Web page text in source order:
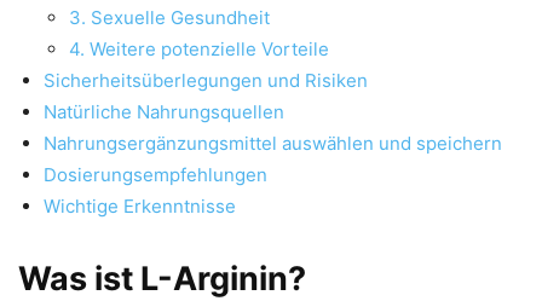
3. Sexuelle Gesundheit
4. Weitere potenzielle Vorteile
Sicherheitsüberlegungen und Risiken
Natürliche Nahrungsquellen
Nahrungsergänzungsmittel auswählen und speichern
Dosierungsempfehlungen
Wichtige Erkenntnisse
Was ist L-Arginin?